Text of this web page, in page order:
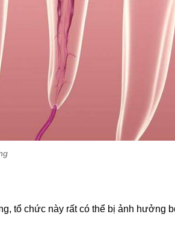
tổ chức này rất có thể bị ảnh hưởng